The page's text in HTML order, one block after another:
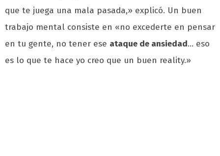
que te juega una mala pasada,» explicó. Un buen
trabajo mental consiste en «no excederte en pensar
en tu gente, no tener ese ataque de ansiedad… eso
es lo que te hace yo creo que un buen reality.»